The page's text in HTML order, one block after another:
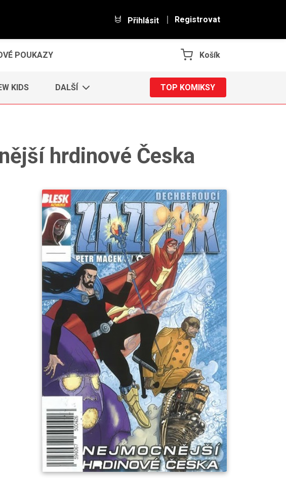
Přihlásit Registrovat
POUKAZY Košík
KIDS DALŠÍ TOP KOMIKSY
hrdinové Česka